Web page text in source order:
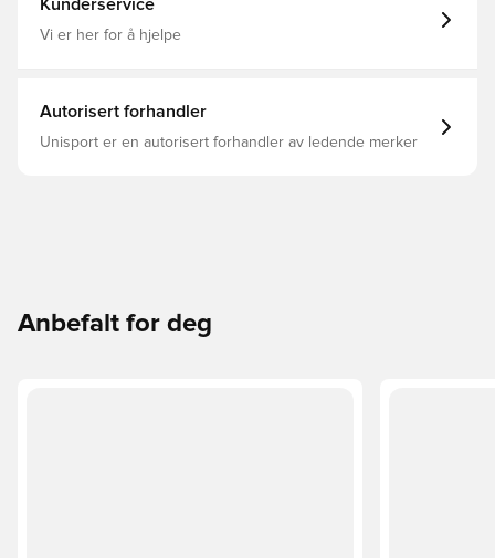
jevne, flate innendørsbaner laget av tre eller syntetisk
Kunderservice
Vi er her for å hjelpe
Autorisert forhandler
Unisport er en autorisert forhandler av ledende merker
Anbefalt for deg